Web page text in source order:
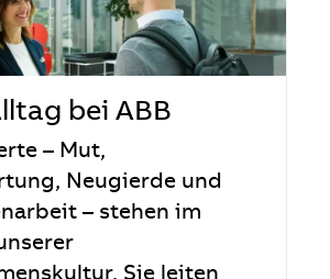
bei ABB
– Mut,
Neugierde und
– stehen im